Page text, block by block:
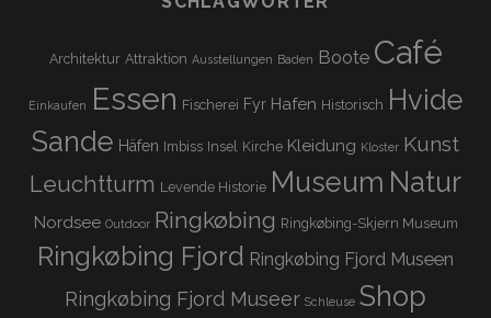
Architektur Attraktion Ausstellungen Baden Boote Café
Einkaufen Essen Fischerei Fyr Hafen Historisch Hvide
Sande Häfen Imbiss Insel Kirche Kleidung Kloster Kunst
Leuchtturm Levende Historie Museum Natur
Nordsee Outdoor Ringkøbing Ringkøbing-Skjern Museum
Ringkøbing Fjord Ringkøbing Fjord Museen
Ringkøbing Fjord Museer Schleuse Shop